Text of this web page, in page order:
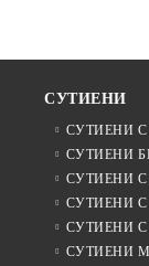
СУТИЕНИ
СУТИЕНИ
СУТИЕНИ
СУТИЕНИ С
СУТИЕНИ
СУТИЕНИ
СУТИЕНИ